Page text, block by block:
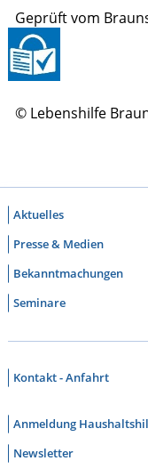
Geprüft vom
© Lebenshilfe
Aktuelles
Presse & Medien
Bekanntmachungen
Seminare
Kontakt - Anfahrt
Anmeldung
Newsletter